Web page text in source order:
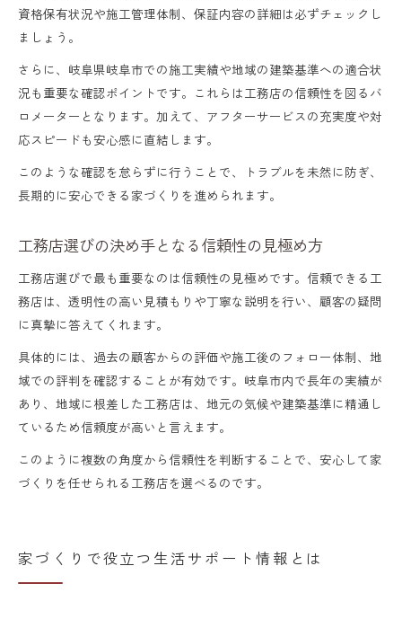
資格保有状況や施工管理体制、保証内容の詳細は必ずチェックし
ましょう。
さらに、岐阜県岐阜市での施工実績や地域の建築基準への適合状
況も重要な確認ポイントです。これらは工務店の信頼性を図るバ
ロメーターとなります。加えて、アフターサービスの充実度や対
応スピードも安心感に直結します。
このような確認を怠らずに行うことで、トラブルを未然に防ぎ、
長期的に安心できる家づくりを進められます。
工務店選びの決め手となる信頼性の見極め方
工務店選びで最も重要なのは信頼性の見極めです。信頼できる工
務店は、透明性の高い見積もりや丁寧な説明を行い、顧客の疑問
に真摯に答えてくれます。
具体的には、過去の顧客からの評価や施工後のフォロー体制、地
域での評判を確認することが有効です。岐阜市内で長年の実績が
あり、地域に根差した工務店は、地元の気候や建築基準に精通し
ているため信頼度が高いと言えます。
このように複数の角度から信頼性を判断することで、安心して家
づくりを任せられる工務店を選べるのです。
家づくりで役立つ生活サポート情報とは